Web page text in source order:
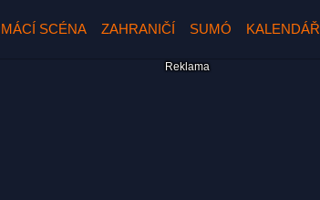
SCÉNA ZAHRANIČÍ SUMÓ KALENDÁŘ